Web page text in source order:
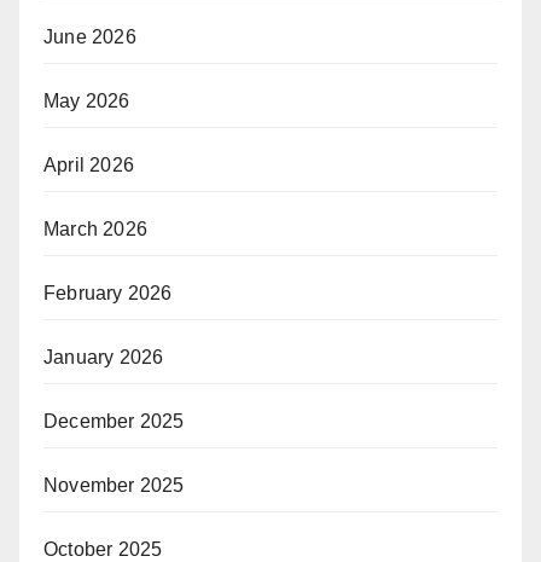
June 2026
May 2026
April 2026
March 2026
February 2026
January 2026
December 2025
November 2025
October 2025